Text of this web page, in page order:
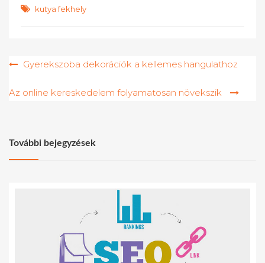
kutya fekhely
Bejegyzés
Gyerekszoba dekorációk a kellemes hangulathoz
Az online kereskedelem folyamatosan növekszik
További bejegyzések